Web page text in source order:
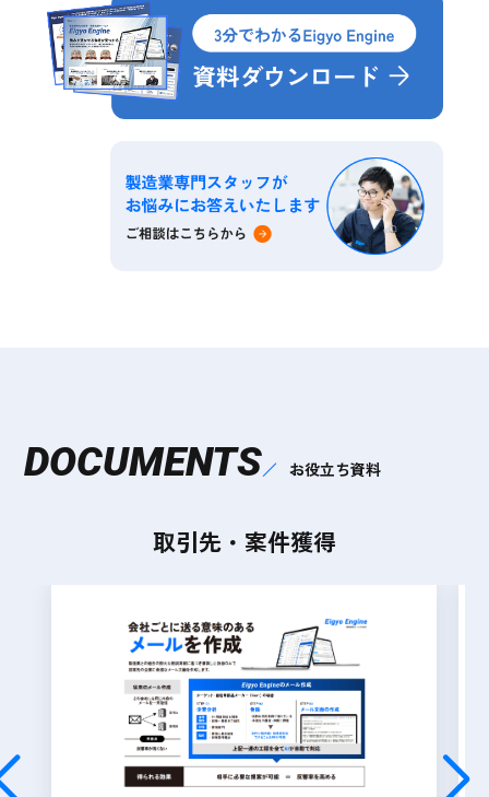
DOCUMENTS お役立ち資料
取引先・案件獲得